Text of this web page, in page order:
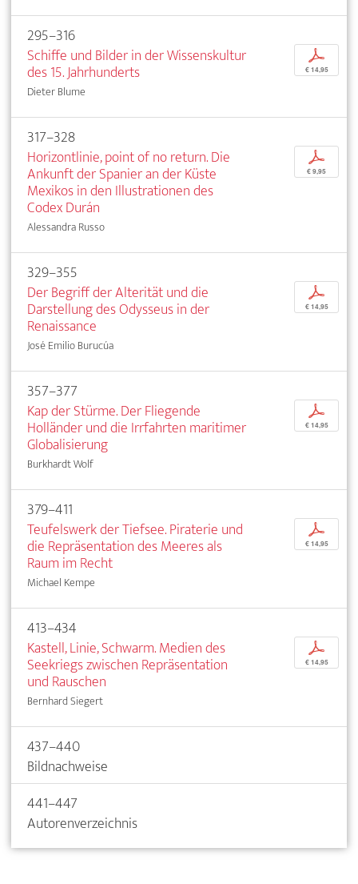
295–316
Schiffe und Bilder in der Wissenskultur
des 15. Jahrhunderts
Dieter Blume
p
€ 14,95
317–328
Horizontlinie, point of no return. Die
Ankunft der Spanier an der Küste
Mexikos in den Illustrationen des
Codex Durán
Alessandra Russo
p
€ 9,95
329–355
Der Begriff der Alterität und die
Darstellung des Odysseus in der
Renaissance
José Emilio Burucúa
p
€ 14,95
357–377
Kap der Stürme. Der Fliegende
Holländer und die Irrfahrten maritimer
Globalisierung
Burkhardt Wolf
p
€ 14,95
379–411
Teufelswerk der Tiefsee. Piraterie und
die Repräsentation des Meeres als
Raum im Recht
Michael Kempe
p
€ 14,95
413–434
Kastell, Linie, Schwarm. Medien des
Seekriegs zwischen Repräsentation
und Rauschen
Bernhard Siegert
p
€ 14,95
437–440
Bildnachweise
441–447
Autorenverzeichnis